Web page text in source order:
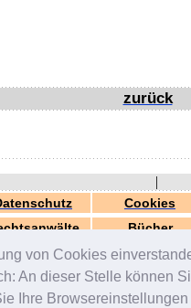
von Cookies
An dieser Stelle können
Ihre
zurück
|
Cookies
Bücher
generiert in 0.04
© 2000-2026 by